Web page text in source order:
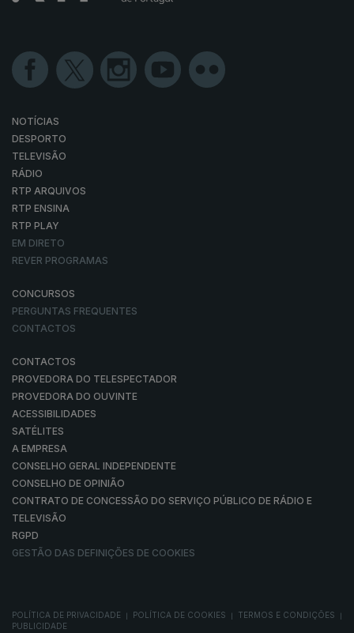
NOTÍCIAS
DESPORTO
TELEVISÃO
RÁDIO
RTP ARQUIVOS
RTP ENSINA
RTP PLAY
EM DIRETO
REVER PROGRAMAS
CONCURSOS
PERGUNTAS FREQUENTES
CONTACTOS
CONTACTOS
PROVEDORA DO TELESPECTADOR
PROVEDORA DO OUVINTE
ACESSIBILIDADES
SATÉLITES
A EMPRESA
CONSELHO GERAL INDEPENDENTE
CONSELHO DE OPINIÃO
CONTRATO DE CONCESSÃO DO SERVIÇO PÚBLICO DE RÁDIO E
TELEVISÃO
RGPD
GESTÃO DAS DEFINIÇÕES DE COOKIES
POLÍTICA DE PRIVACIDADE POLÍTICA DE COOKIES TERMOS E CONDIÇÕES
PUBLICIDADE